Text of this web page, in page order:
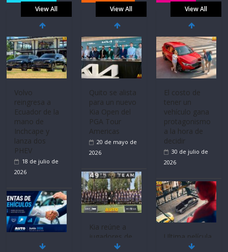
View All
Volvo
reingresa a
Ecuador de la
mano de
Inchcape y
lanza dos
PHEV
18 de julio de
2026
Mercado
View All
Quito se alista
para un nuevo
Kia Open del
PGA Tour
Americas
20 de mayo de
2026
Kia reúne a
jugadores de
fútbol de todo
View All
El costo de
tener un
vehículo gana
protagonismo
a la hora de
decidir
30 de julio de
2026
Ultima película
‘Spider‑Man: